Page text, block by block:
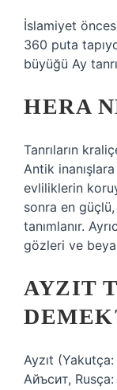
İslamiyet
360 ​​puta
büyüğü Ay
HERA
Tanrıların
Antik
evliliklerin
sonra en
tanımlanır.
gözleri ve
AYZIT
Ayzıt
Айъсит,